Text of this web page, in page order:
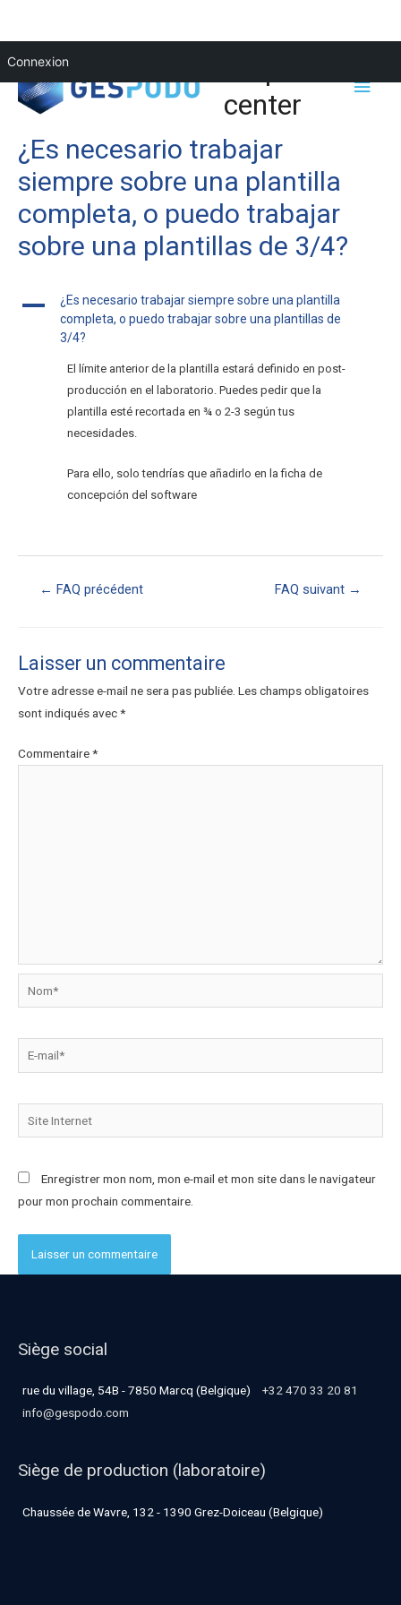
Connexion
center
¿Es necesario trabajar
siempre sobre una plantilla
completa, o puedo trabajar
sobre una plantillas de 3/4?
A
¿Es necesario trabajar siempre sobre una plantilla
completa, o puedo trabajar sobre una plantillas de
3/4?
El límite anterior de la plantilla estará definido en post-
producción en el laboratorio. Puedes pedir que la
plantilla esté recortada en ¾ o 2-3 según tus
necesidades.
Para ello, solo tendrías que añadirlo en la ficha de
concepción del software
← FAQ précédent FAQ suivant →
Laisser un commentaire
Votre adresse e-mail ne sera pas publiée. Les champs obligatoires
sont indiqués avec*
Commentaire*
Enregistrer mon nom, mon e-mail et mon site dans le navigateur
pour mon prochain commentaire.
Siège social
rue du village, 54B - 7850 Marcq (Belgique)
+32 470 33 20 81
info@gespodo.com
Siège de production (laboratoire)
Chaussée de Wavre, 132 - 1390 Grez-Doiceau (Belgique)